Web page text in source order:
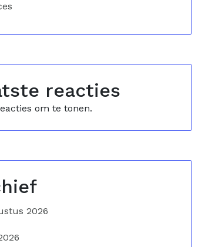
reacties
om te tonen.
2026